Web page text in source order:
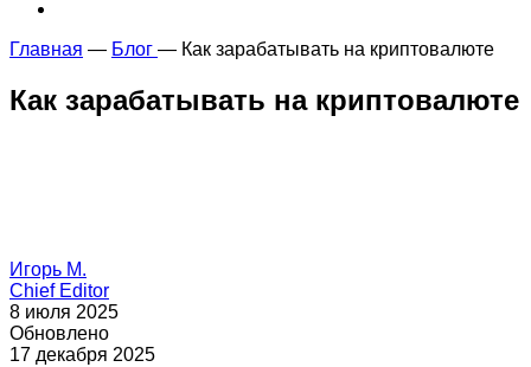
Главная — Блог — Как зарабатывать на криптовалюте
Как зарабатывать на криптовалюте
Игорь М.
Chief Editor
8 июля 2025
Обновлено
17 декабря 2025